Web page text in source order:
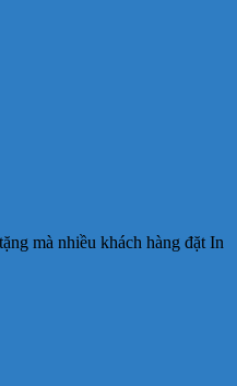
mà nhiều khách hàng đặt In